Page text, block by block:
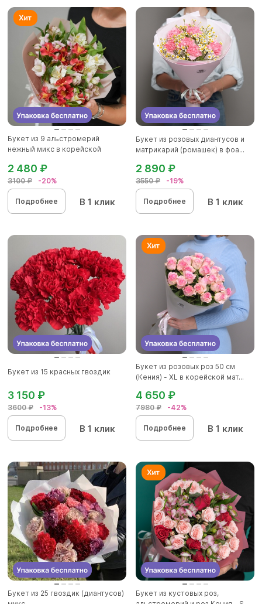
Букет из 9 альстромерий
нежный микс в корейской
3100 ₽ -20%
2 480 ₽
Подробнее В 1 клик
Букет из розовых диантусов и
матрикарий (ромашек) в фоа...
3550 ₽ -19%
2 890 ₽
Подробнее В 1 клик
Букет из 15 красных гвоздик
3600 ₽ -13%
3 150 ₽
Подробнее В 1 клик
Букет из розовых роз 50 см
(Кения) - XL в корейской мат...
7980 ₽ -42%
4 650 ₽
Подробнее В 1 клик
Букет из 25 гвоздик (диантусов)
Букет из кустовых роз,